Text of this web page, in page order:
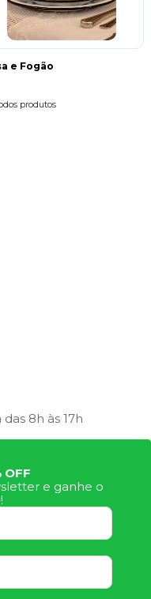
e Fogão
produtos
8h às 17h
e ganhe o